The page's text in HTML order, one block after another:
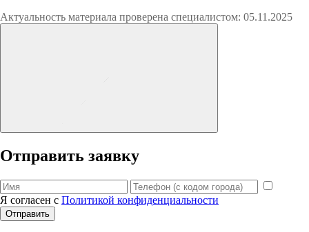
Актуальность материала проверена специалистом: 05.11.2025
Отправить заявку
Я согласен с Политикой конфиденциальности
Отправить